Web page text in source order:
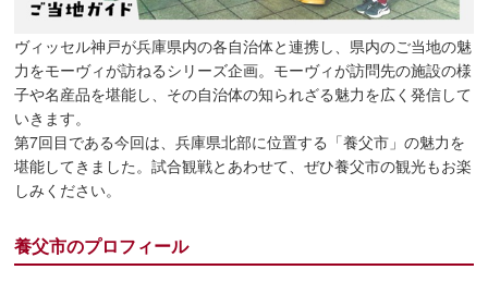
ヴィッセル神戸が兵庫県内の各自治体と連携し、県内のご当地の魅
力をモーヴィが訪ねるシリーズ企画。モーヴィが訪問先の施設の様
子や名産品を堪能し、その自治体の知られざる魅力を広く発信して
いきます。
第7回目である今回は、兵庫県北部に位置する「養父市」の魅力を
堪能してきました。試合観戦とあわせて、ぜひ養父市の観光もお楽
しみください。
養父市のプロフィール